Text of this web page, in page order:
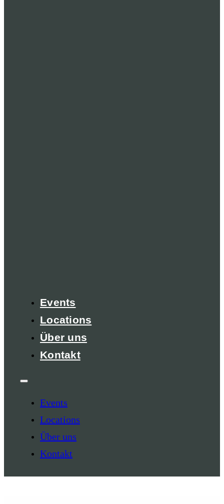
Events
Locations
Über uns
Kontakt
Events
Locations
Über uns
Kontakt